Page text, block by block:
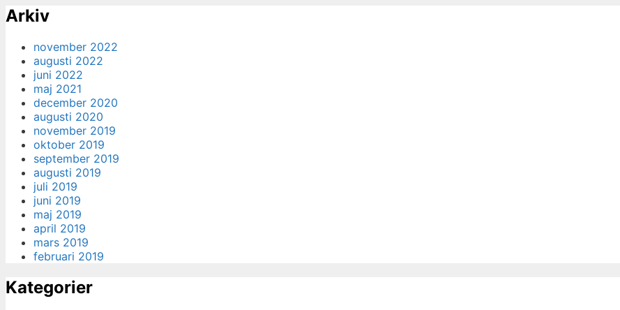
Arkiv
november 2022
augusti 2022
juni 2022
maj 2021
december 2020
augusti 2020
november 2019
oktober 2019
september 2019
augusti 2019
juli 2019
juni 2019
maj 2019
april 2019
mars 2019
februari 2019
Kategorier